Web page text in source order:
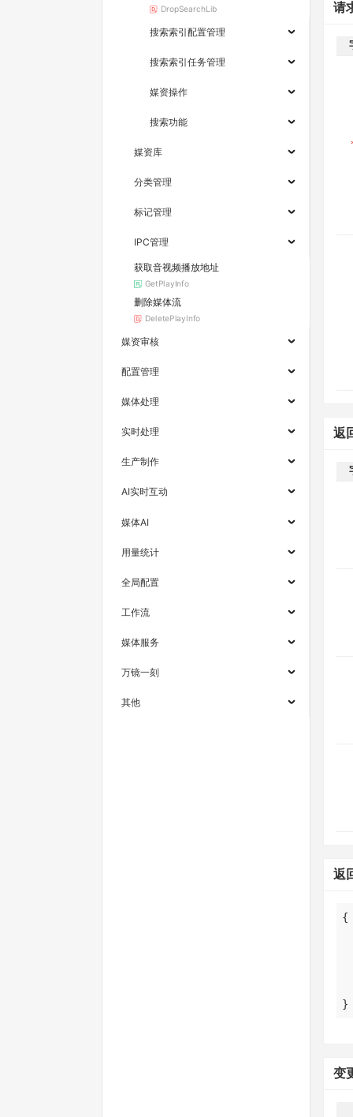
DropSearchLib
搜索索引配置管理
搜索索引任务管理
媒资操作
搜索功能
媒资库
分类管理
标记管理
IPC管理
获取音视频播放地址
GetPlayInfo
删除媒体流
DeletePlayInfo
媒资审核
配置管理
媒体处理
实时处理
生产制作
AI实时互动
媒体AI
用量统计
全局配置
工作流
媒体服务
万镜一刻
其他
请
返
返
}
变